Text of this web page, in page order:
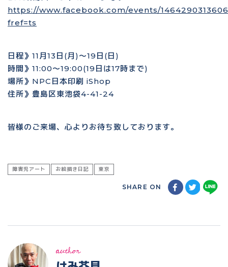
https://www.facebook.com/events/
fref=ts
日程》11月13日(月)〜19日(日)
時間》11:00〜19:00(19日は17時まで)
場所》NPC日本印刷 iShop
住所》豊島区東池袋4-41-24
皆様のご来場、心よりお待ち致しております。
障害児アート お絵描き日記 東京
SHARE ON
author